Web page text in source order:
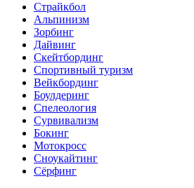
Страйкбол
Альпинизм
Зорбинг
Дайвинг
Скейтбординг
Спортивный туризм‎
Вейкбординг
Боулдеринг
Спелеология
Сурвивализм
Бокинг
Мотокросс
Сноукайтинг
Сёрфинг